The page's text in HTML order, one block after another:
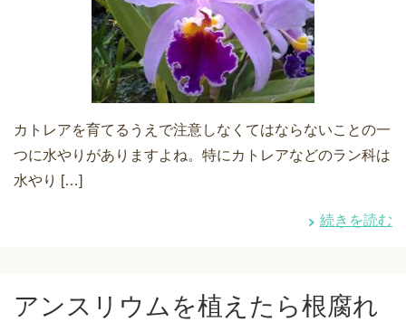
カトレアを育てるうえで注意しなくてはならないことの一
つに水やりがありますよね。特にカトレアなどのラン科は
水やり […]
続きを読む
アンスリウムを植えたら根腐れ